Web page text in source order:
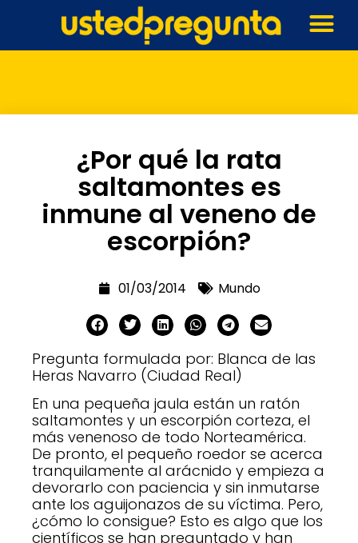
¿Por qué la rata
saltamontes es
inmune al veneno de
escorpión?
01/03/2014 Mundo
Pregunta formulada por: Blanca de las
Heras Navarro (Ciudad Real)
En una pequeña jaula están un ratón
saltamontes y un escorpión corteza, el
más venenoso de todo Norteamérica.
De pronto, el pequeño roedor se acerca
tranquilamente al arácnido y empieza a
devorarlo con paciencia y sin inmutarse
ante los aguijonazos de su víctima. Pero,
¿cómo lo consigue? Esto es algo que los
científicos se han preguntado y han